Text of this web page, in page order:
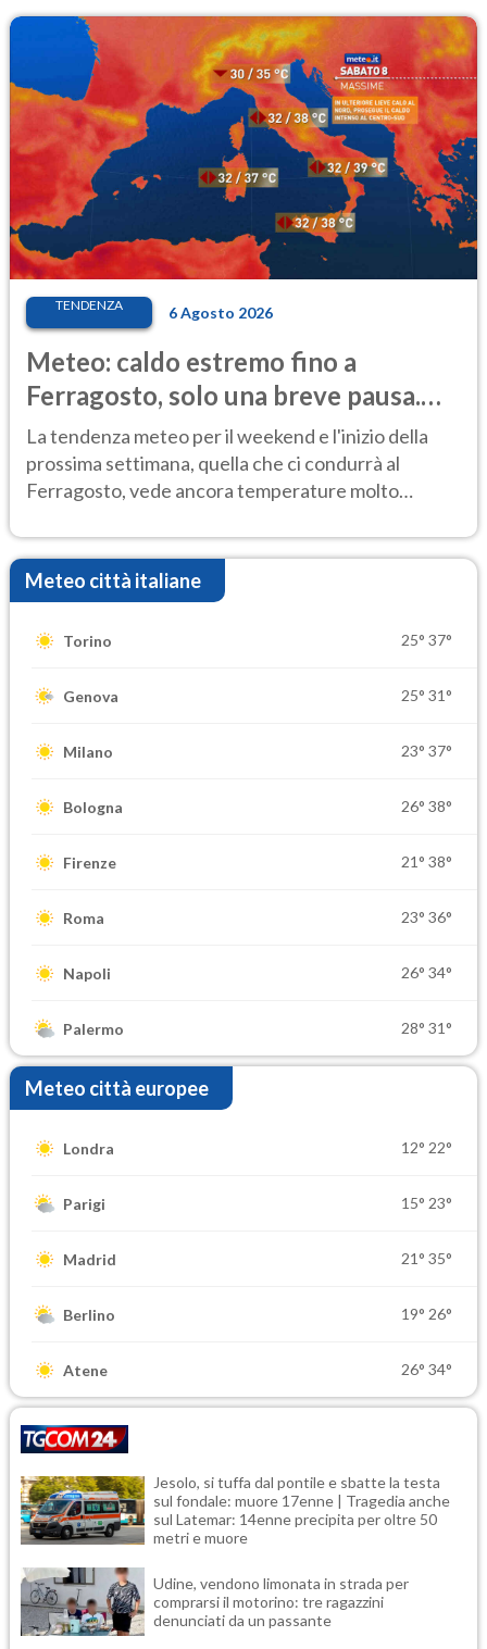
TENDENZA 6 Agosto 2026
Meteo: caldo estremo fino a
Ferragosto, solo una breve pausa.
Ecco dove
La tendenza meteo per il weekend e l'inizio della
prossima settimana, quella che ci condurrà al
Ferragosto, vede ancora temperature molto
Meteo città italiane
Torino 25° 37°
Genova 25° 31°
Milano 23° 37°
Bologna 26° 38°
Firenze 21° 38°
Roma 23° 36°
Napoli 26° 34°
Palermo 28° 31°
Meteo città europee
Londra 12° 22°
Parigi 15° 23°
Madrid 21° 35°
Berlino 19° 26°
Atene 26° 34°
Jesolo, si tuffa dal pontile e sbatte la testa
sul fondale: muore 17enne | Tragedia anche
sul Latemar: 14enne precipita per oltre 50
metri e muore
Udine, vendono limonata in strada per
comprarsi il motorino: tre ragazzini
denunciati da un passante